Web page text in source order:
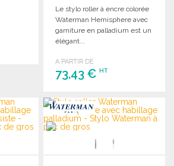
Le stylo roller à encre colorée
Waterman Hemisphere avec
garniture en palladium est un
élégant...
A PARTIR DE
73,43 €HT
COMMANDER
Demander un devis